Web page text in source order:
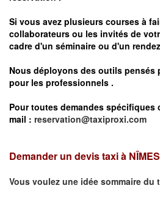
Si vous avez plusieurs courses à
collaborateurs ou les invités de
cadre d'un séminaire ou d'un
Nous déployons des outils pensés
pour les professionnels .
Pour toutes demandes spécifiques
mail : reservation@taxiproxi.com
Demander un devis taxi à NÎMES
Vous voulez une idée sommaire du